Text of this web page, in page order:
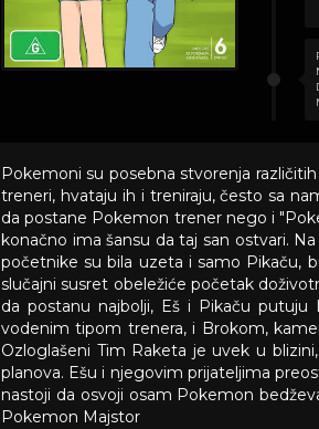
Pokemoni su posebna stvorenja
treneri, hvataju ih i treniraju, često sa
da postane Pokemon trener nego i
konačno ima šansu da taj san ostvari.
početnike su bila uzeta i samo Pikaču,
slučajni susret obeležiće početak
da postanu najbolji, Eš i Pikaču putuju
vodenim tipom trenera, i Brokom,
Ozloglašeni Tim Raketa je uvek u
planova. Ešu i njegovim prijateljima
nastoji da osvoji osam Pokemon
Pokemon Majstor